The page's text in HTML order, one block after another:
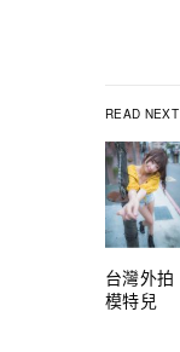
READ NEXT
台灣外拍
模特兒